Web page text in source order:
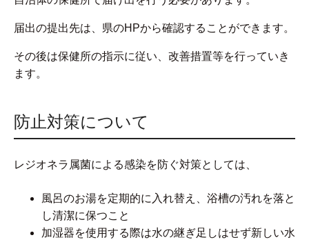
届出の提出先は、県のHPから確認することができます。
その後は保健所の指示に従い、改善措置等を行っていき
ます。
防止対策について
レジオネラ属菌による感染を防ぐ対策としては、
風呂のお湯を定期的に入れ替え、浴槽の汚れを落と
し清潔に保つこと
加湿器を使用する際は水の継ぎ足しはせず新しい水